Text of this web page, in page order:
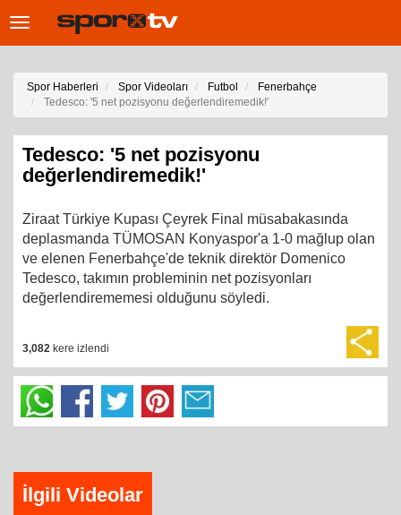
Toggle
Spor Haberleri Spor Videoları Futbol
Fenerbahçe
Tedesco: '5 net pozisyonu değerlendiremedik!'
Tedesco: '5 net pozisyonu
değerlendiremedik!'
Ziraat Türkiye Kupası Çeyrek Final müsabakasında
deplasmanda TÜMOSAN Konyaspor'a 1-0 mağlup olan
ve elenen Fenerbahçe'de teknik direktör Domenico
Tedesco, takımın probleminin net pozisyonları
değerlendirememesi olduğunu söyledi.
3,082 kere izlendi
İlgili Videolar